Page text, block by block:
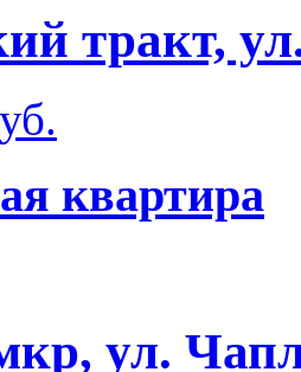
тракт,
квартира
ул.